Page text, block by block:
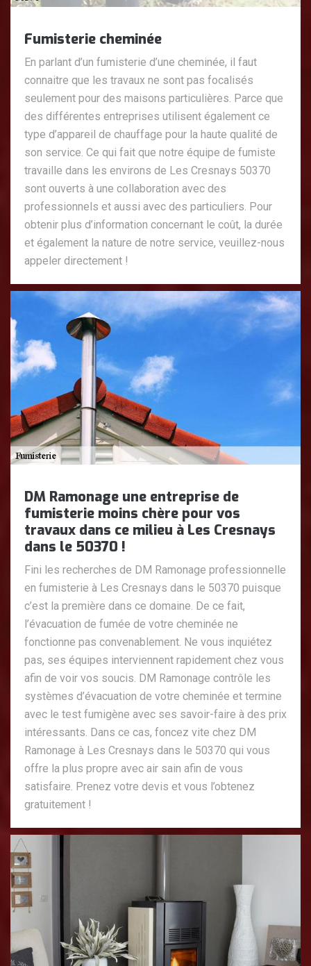
Fumisterie cheminée
En parlant d’un fumisterie d’une cheminée, il faut
connaitre que les travaux ne sont pas focalisés
seulement pour des maisons particulières. Parce que
des différentes entreprises utilisent également ce
type d’appareil de chauffage pour la haute qualité de
son service. Ce qui fait que notre équipe de fumiste
travaille dans les environs de Les Cresnays 50370
sont ouverts à une collaboration avec des
professionnels et aussi avec des particuliers. Pour
obtenir plus d’information concernant le coût, la durée
et également la nature de notre service, veuillez-nous
appeler directement !
DM Ramonage une entreprise de
fumisterie moins chère pour vos
travaux dans ce milieu à Les Cresnays
dans le 50370 !
Fini les recherches de DM Ramonage professionnelle
en fumisterie à Les Cresnays dans le 50370 puisque
c’est la première dans ce domaine. De ce fait,
l’évacuation de fumée de votre cheminée ne
fonctionne pas convenablement. Ne vous inquiétez
pas, ses équipes interviennent rapidement chez vous
afin de voir vos soucis. DM Ramonage contrôle les
systèmes d’évacuation de votre cheminée et termine
avec le test fumigène avec ses savoir-faire à des prix
intéressants. Dans ce cas, foncez vite chez DM
Ramonage à Les Cresnays dans le 50370 qui vous
offre la plus propre avec air sain afin de vous
satisfaire. Prenez votre devis et vous l’obtenez
gratuitement !